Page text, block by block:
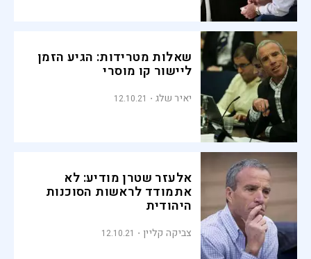
שאלות מטרידות: הגיע הזמן
ליישור קו מוסרי
יאיר שלג 12.10.21
אלעזר שטרן מודיע: לא
אתמודד לראשות הסוכנות
היהודית
צביקה קליין 12.10.21